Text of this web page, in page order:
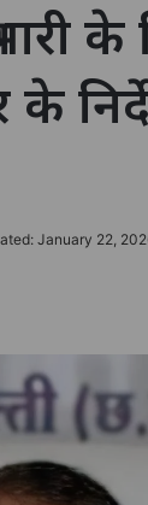
January 22,